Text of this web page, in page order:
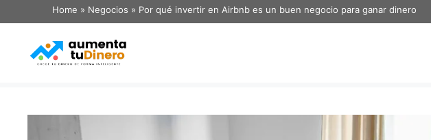
Home » Negocios » Por qué invertir en Airbnb es un buen negocio para ganar dinero